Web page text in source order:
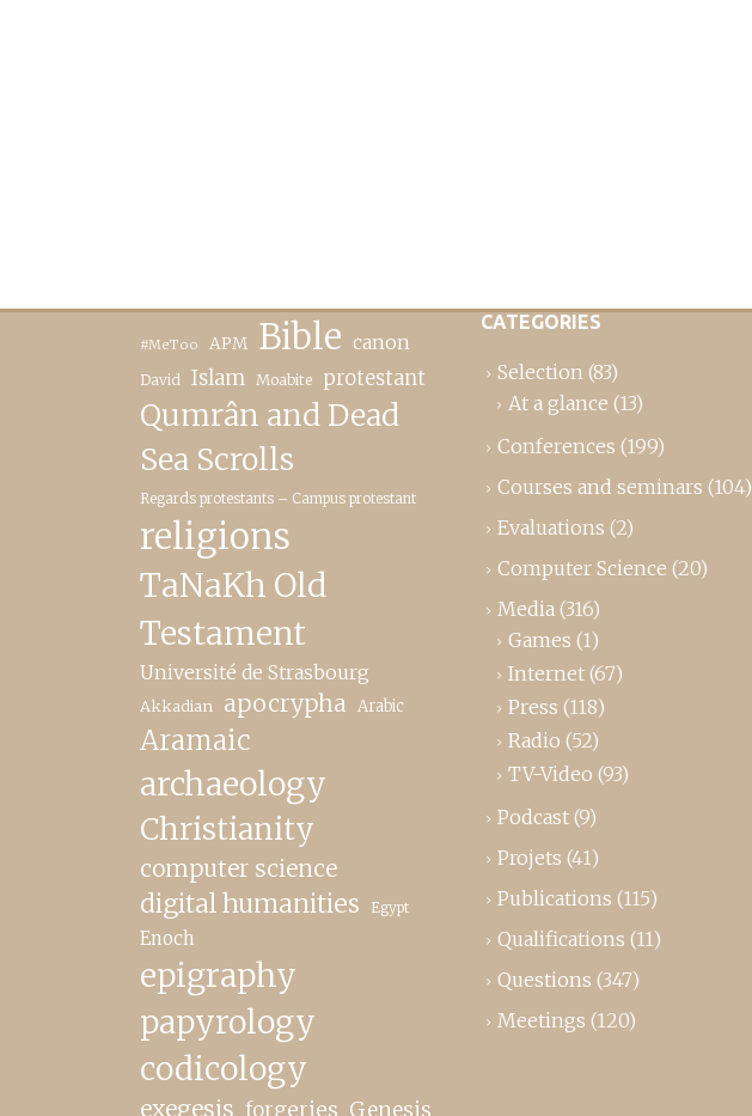
#MeToo APM Bible canon
David Islam Moabite protestant
Qumrân and Dead
Sea Scrolls
Regards protestants – Campus protestant
religions
TaNaKh Old
Testament
Université de Strasbourg
Akkadian apocrypha Arabic
Aramaic
archaeology
Christianity
computer science
digital humanities Egypt
Enoch
epigraphy
papyrology
codicology
exegesis forgeries Genesis
CATEGORIES
Selection (83)
At a glance (13)
Conferences (199)
Courses and seminars (104)
Evaluations (2)
Computer Science (20)
Media (316)
Games (1)
Internet (67)
Press (118)
Radio (52)
TV-Video (93)
Podcast (9)
Projets (41)
Publications (115)
Qualifications (11)
Questions (347)
Meetings (120)